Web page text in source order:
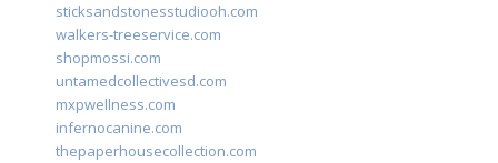
sticksandstonesstudiooh.com
walkers-treeservice.com
shopmossi.com
untamedcollectivesd.com
mxpwellness.com
infernocanine.com
thepaperhousecollection.com